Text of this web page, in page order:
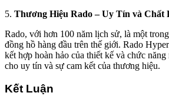
5. Thương Hiệu Rado – Uy Tín và Chất
Rado, với hơn 100 năm lịch sử, là một
đồng hồ hàng đầu trên thế giới. Rado
kết hợp hoàn hảo của thiết kế và chức
cho uy tín và sự cam kết của thương hiệu.
Kết Luận